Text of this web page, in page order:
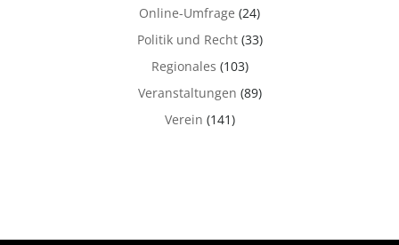
Online-Umfrage (24)
Politik und Recht(33)
Regionales (103)
Veranstaltungen (89)
Verein (141)